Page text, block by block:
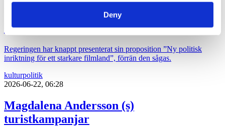
Deny
2026-06-22, 12:13
Regeringens nya filmpolitik sågas
Regeringen har knappt presenterat sin proposition ”Ny politisk
inriktning för ett starkare filmland”, förrän den sågas.
kulturpolitik
2026-06-22, 06:28
Magdalena Andersson (s)
turistkampanjar